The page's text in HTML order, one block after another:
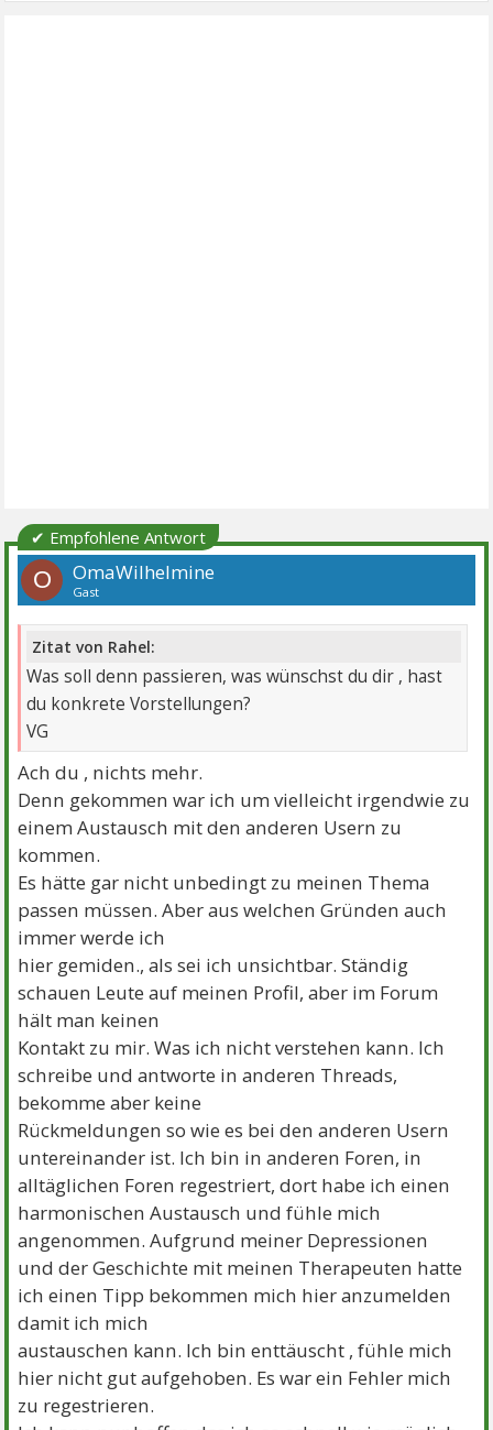
✔ Empfohlene Antwort
O OmaWilhelmine
Gast
Zitat von Rahel:
Was soll denn passieren, was wünschst du dir , hast
du konkrete Vorstellungen?
VG
Ach du , nichts mehr.
Denn gekommen war ich um vielleicht irgendwie zu
einem Austausch mit den anderen Usern zu
kommen.
Es hätte gar nicht unbedingt zu meinen Thema
passen müssen. Aber aus welchen Gründen auch
immer werde ich
hier gemiden., als sei ich unsichtbar. Ständig
schauen Leute auf meinen Profil, aber im Forum
hält man keinen
Kontakt zu mir. Was ich nicht verstehen kann. Ich
schreibe und antworte in anderen Threads,
bekomme aber keine
Rückmeldungen so wie es bei den anderen Usern
untereinander ist. Ich bin in anderen Foren, in
alltäglichen Foren regestriert, dort habe ich einen
harmonischen Austausch und fühle mich
angenommen. Aufgrund meiner Depressionen
und der Geschichte mit meinen Therapeuten hatte
ich einen Tipp bekommen mich hier anzumelden
damit ich mich
austauschen kann. Ich bin enttäuscht , fühle mich
hier nicht gut aufgehoben. Es war ein Fehler mich
zu regestrieren.